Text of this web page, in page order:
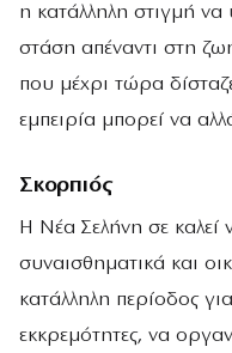
η κατάλληλη στιγμή να
στάση απέναντι στη
που μέχρι τώρα
εμπειρία μπορεί να
Σκορπιός
Η Νέα Σελήνη σε καλεί
συναισθηματικά και
κατάλληλη περίοδος
εκκρεμότητες, να